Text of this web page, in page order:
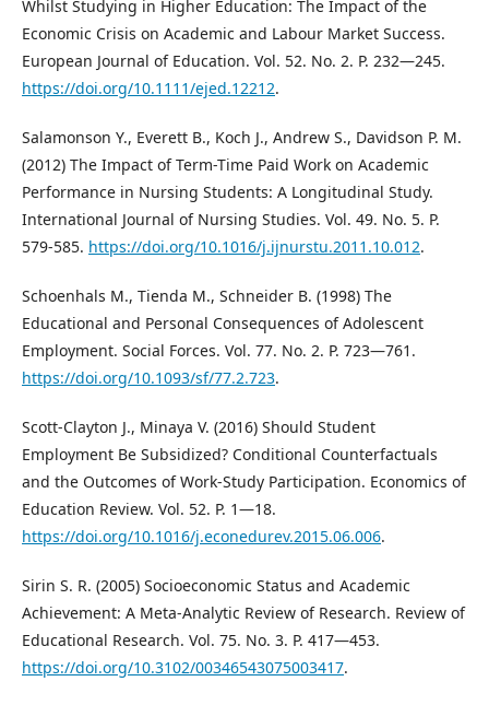
Whilst Studying in Higher Education: The Impact of the
Economic Crisis on Academic and Labour Market Success.
European Journal of Education. Vol. 52. No. 2. P. 232—245.
https://doi.org/10.1111/ejed.12212.
Salamonson Y., Everett B., Koch J., Andrew S., Davidson P. M.
(2012) The Impact of Term-Time Paid Work on Academic
Performance in Nursing Students: A Longitudinal Study.
International Journal of Nursing Studies. Vol. 49. No. 5. P.
579-585. https://doi.org/10.1016/j.ijnurstu.2011.10.012.
Schoenhals M., Tienda M., Schneider B. (1998) The
Educational and Personal Consequences of Adolescent
Employment. Social Forces. Vol. 77. No. 2. P. 723—761.
https://doi.org/10.1093/sf/77.2.723.
Scott-Clayton J., Minaya V. (2016) Should Student
Employment Be Subsidized? Conditional Counterfactuals
and the Outcomes of Work-Study Participation. Economics of
Education Review. Vol. 52. P. 1—18.
https://doi.org/10.1016/j.econedurev.2015.06.006.
Sirin S. R. (2005) Socioeconomic Status and Academic
Achievement: A Meta-Analytic Review of Research. Review of
Educational Research. Vol. 75. No. 3. P. 417—453.
https://doi.org/10.3102/00346543075003417.